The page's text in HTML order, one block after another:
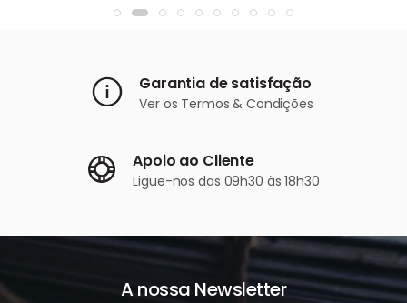
Garantia de satisfação
Ver os Termos & Condições
Apoio ao Cliente
Ligue-nos das 09h30 às 18h30
A nossa Newsletter